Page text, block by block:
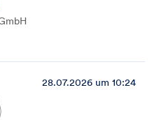
28.07.2026 um 10:24